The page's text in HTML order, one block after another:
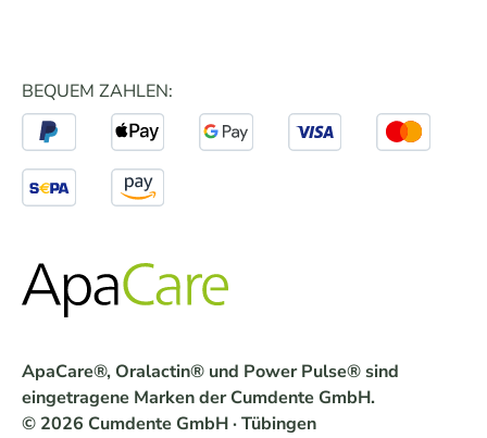
BEQUEM ZAHLEN:
ApaCare®, Oralactin® und Power Pulse® sind
eingetragene Marken der Cumdente GmbH.
© 2026 Cumdente GmbH · Tübingen